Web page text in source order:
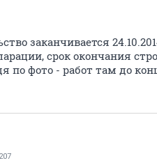
заканчивается
срок окончания
фото - работ там до